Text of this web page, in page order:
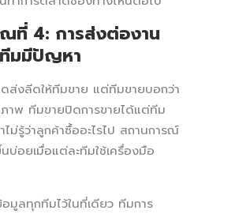
4: การส่งต่องาน
ทีมมีปัญหา
ส่งลีดให้ทีมขาย แต่ทีมขายบอกว่า
าพ ทีมขายปิดการขายได้แต่ทีม
ไม่รู้ว่าลูกค้าซื้ออะไรไป สถานการณ์
นบ่อยเมื่อแต่ละทีมใช้เครื่องมือ
อมูลทุกทีมไว้ในที่เดียว ทีมการ